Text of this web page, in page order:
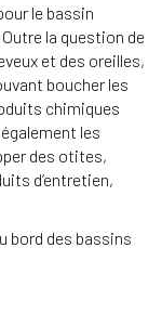
le bassin
la question de
et des oreilles,
boucher les
chimiques
les
des otites,
d’entretien,
bord des bassins